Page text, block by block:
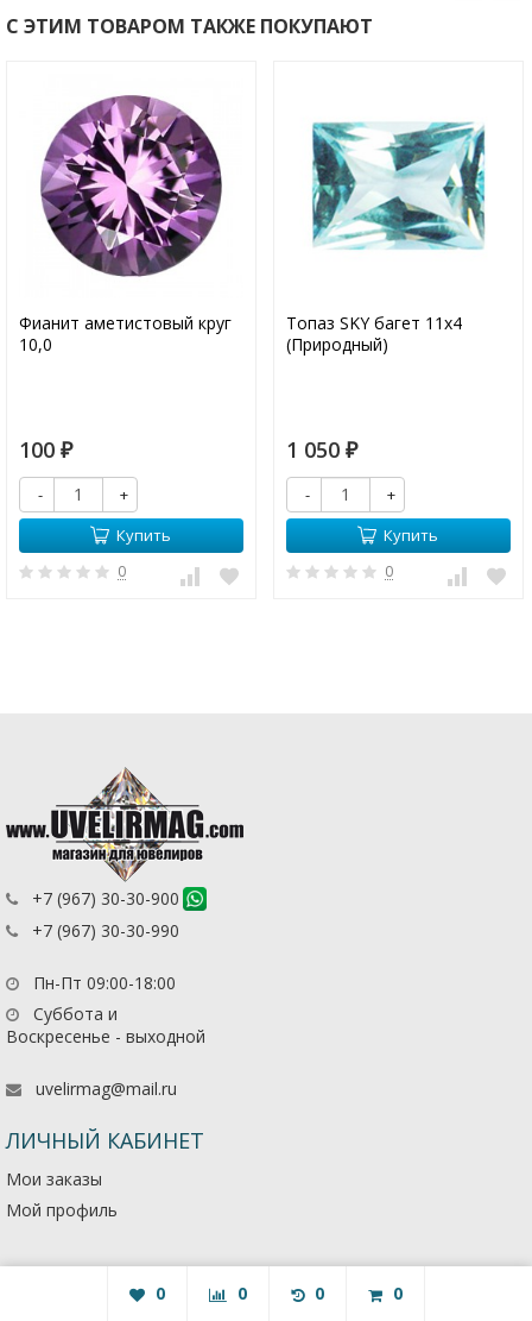
С ЭТИМ ТОВАРОМ ТАКЖЕ ПОКУПАЮТ
Фианит аметистовый круг
10,0
100 ₽
-
+
Купить
0
Топаз SKY багет 11х4
(Природный)
1 050 ₽
-
+
Купить
0
+7 (967) 30-30-900
+7 (967) 30-30-990
Пн-Пт 09:00-18:00
Суббота и
Воскресенье - выходной
uvelirmag@mail.ru
ЛИЧНЫЙ КАБИНЕТ
Мои заказы
Мой профиль
0 0 0 0